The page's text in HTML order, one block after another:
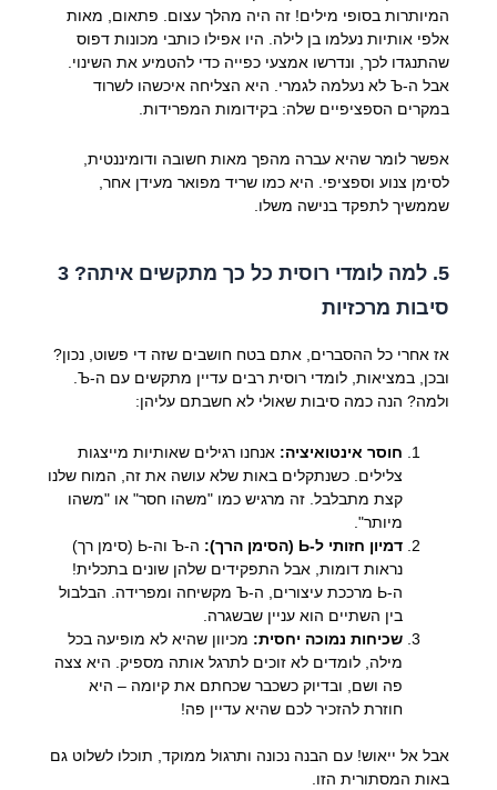
המיותרות בסופי מילים! זה היה מהלך עצום. פתאום, מאות
אלפי אותיות נעלמו בן לילה. היו אפילו כותבי מכונות דפוס
שהתנגדו לכך, ונדרשו אמצעי כפייה כדי להטמיע את השינוי.
אבל ה-Ъ לא נעלמה לגמרי. היא הצליחה איכשהו לשרוד
במקרים הספציפיים שלה: בקידומות המפרידות.
אפשר לומר שהיא עברה מהפך מאות חשובה ודומיננטית,
לסימן צנוע וספציפי. היא כמו שריד מפואר מעידן אחר,
שממשיך לתפקד בנישה משלו.
5. למה לומדי רוסית כל כך מתקשים איתה? 3
סיבות מרכזיות
אז אחרי כל ההסברים, אתם בטח חושבים שזה די פשוט, נכון?
ובכן, במציאות, לומדי רוסית רבים עדיין מתקשים עם ה-Ъ.
ולמה? הנה כמה סיבות שאולי לא חשבתם עליהן:
חוסר אינטואיציה: אנחנו רגילים שאותיות מייצגות
צלילים. כשנתקלים באות שלא עושה את זה, המוח שלנו
קצת מתבלבל. זה מרגיש כמו "משהו חסר" או "משהו
מיותר".
דמיון חזותי ל-Ь (הסימן הרך):
ה-Ъ וה-Ь (סימן רך)
נראות דומות, אבל התפקידים שלהן שונים בתכלית!
ה-Ь מרככת עיצורים, ה-Ъ מקשיחה ומפרידה. הבלבול
בין השתיים הוא עניין שבשגרה.
שכיחות נמוכה יחסית: מכיוון שהיא לא מופיעה בכל
מילה, לומדים לא זוכים לתרגל אותה מספיק. היא צצה
פה ושם, ובדיוק כשכבר שכחתם את קיומה – היא
חוזרת להזכיר לכם שהיא עדיין פה!
אבל אל ייאוש! עם הבנה נכונה ותרגול ממוקד, תוכלו לשלוט גם
באות המסתורית הזו.